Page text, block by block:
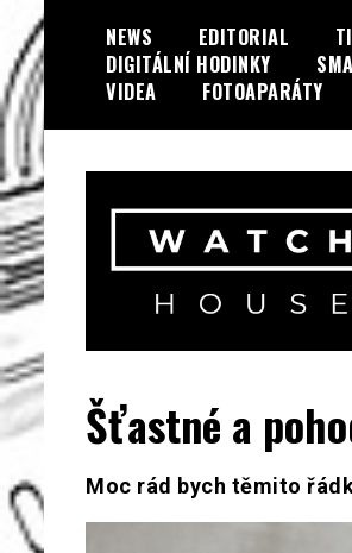
Skip
to
content
NEWS EDITORIAL
DIGITÁLNÍ HODINKY
VIDEA
FOTOAPARÁTY
WatchHouse.cz
Šťastné a
Moc rád bych těmito